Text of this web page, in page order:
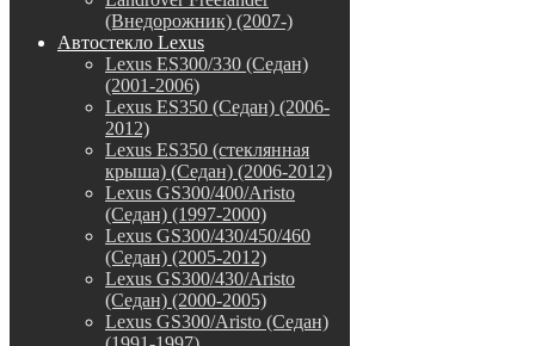
(Внедорожник) (2007-)
Автостекло Lexus
Lexus ES300/330 (Седан)
(2001-2006)
Lexus ES350 (Седан) (2006-
2012)
Lexus ES350 (стеклянная
крыша) (Седан) (2006-2012)
Lexus GS300/400/Aristo
(Седан) (1997-2000)
Lexus GS300/430/450/460
(Седан) (2005-2012)
Lexus GS300/430/Aristo
(Седан) (2000-2005)
Lexus GS300/Aristo (Седан)